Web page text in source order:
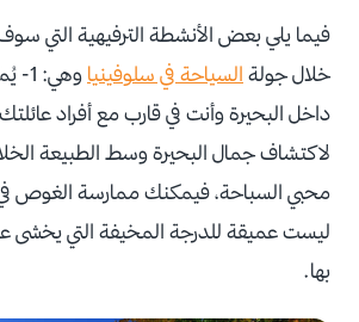
فيما يلي بعض الأنشطة الترفيهية التي
خلال جولة السياحة في سلوفينيا
داخل البحيرة وأنت في قارب مع أفراد
لاكتشاف جمال البحيرة وسط الطبيعة
محبي السباحة، فيمكنك ممارسة الغوص في
ليست عميقة للدرجة المخيفة التي يخشى
بها.